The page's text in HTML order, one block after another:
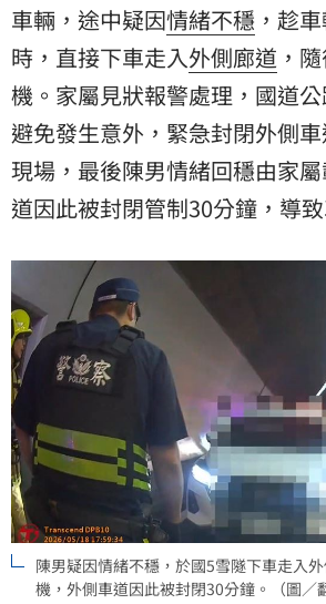
車輛，途中疑因情緒不穩 ，趁
時，直接下車走入外側廊道 ，
機 。家屬見狀報警處理，國道
避免發生意外，緊急封閉外側
現場，最後陳男情緒回穩由家
道因此被封閉管制30分鐘，導
陳男疑因情緒不穩，於國5雪隧下車走入
機，外側車道因此被封閉30分鐘。（圖／